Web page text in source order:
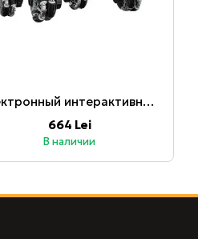
Электронный интерактивный робот Pet S50
664 Lei
В наличии